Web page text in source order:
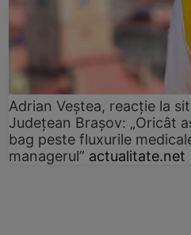
Adrian Veștea, reacție la
Județean Brașov: „Oricât
bag peste fluxurile
managerul” actualitate.net